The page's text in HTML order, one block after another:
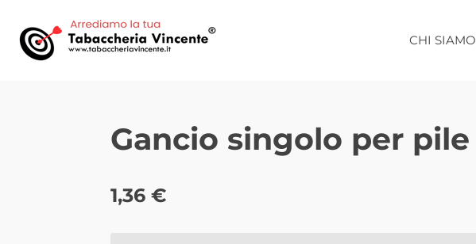
contenuto
CHI SIAMO
Gancio singolo per pile
1,36 €